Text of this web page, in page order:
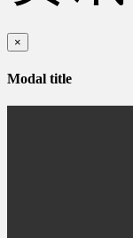
×
Modal title